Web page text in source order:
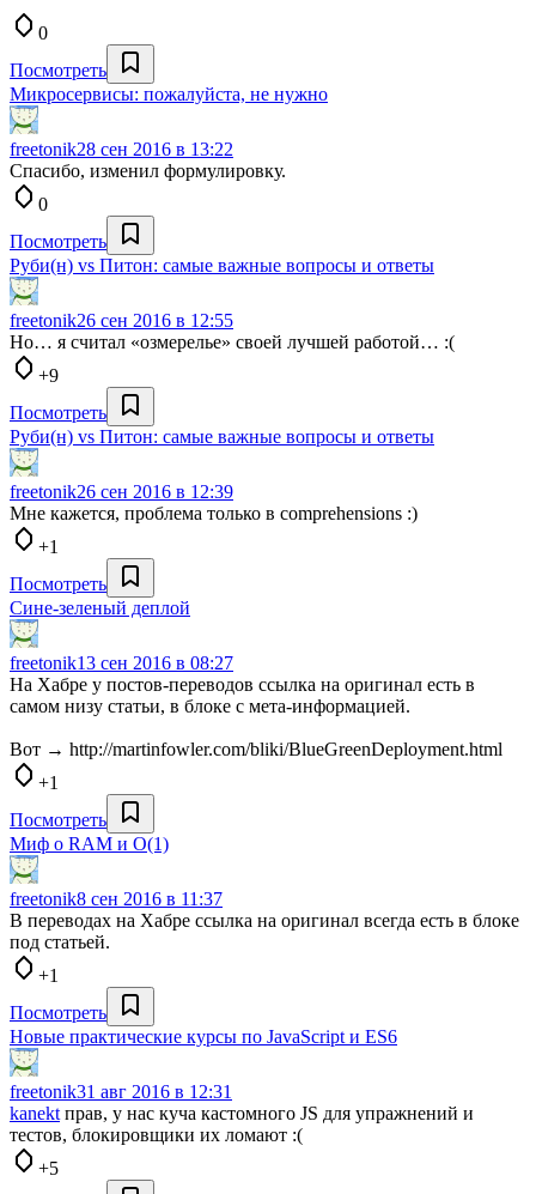
0
Посмотреть
Микросервисы: пожалуйста, не нужно
freetonik28 сен 2016 в 13:22
Спасибо, изменил формулировку.
0
Посмотреть
Руби(н) vs Питон: самые важные вопросы и ответы
freetonik26 сен 2016 в 12:55
Но… я считал «озмерелье» своей лучшей работой… :(
+9
Посмотреть
Руби(н) vs Питон: самые важные вопросы и ответы
freetonik26 сен 2016 в 12:39
Мне кажется, проблема только в comprehensions :)
+1
Посмотреть
Сине-зеленый деплой
freetonik13 сен 2016 в 08:27
На Хабре у постов-переводов ссылка на оригинал есть в
самом низу статьи, в блоке с мета-информацией.
Вот → http://martinfowler.com/bliki/BlueGreenDeployment.html
+1
Посмотреть
Миф о RAM и O(1)
freetonik8 сен 2016 в 11:37
В переводах на Хабре ссылка на оригинал всегда есть в блоке
под статьей.
+1
Посмотреть
Новые практические курсы по JavaScript и ES6
freetonik31 авг 2016 в 12:31
kanekt прав, у нас куча кастомного JS для упражнений и
тестов, блокировщики их ломают :(
+5